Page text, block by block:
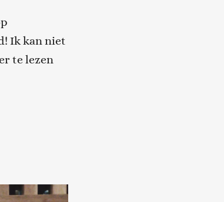
Ik kan niet
te lezen